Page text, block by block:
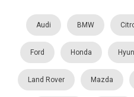
Audi BMW
Ford Honda
Land Rover Mazda